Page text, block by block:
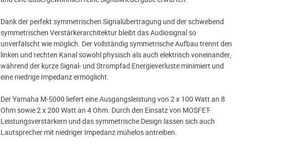
Dank der perfekt symmetrischen Signalübertragung und der schwebend
symmetrischen Verstärkerarchitektur bleibt das Audiosignal so
unverfälscht wie möglich. Der vollständig symmetrische Aufbau trennt den
linken und rechten Kanal sowohl physisch als auch elektrisch voneinander,
während der kurze Signal- und Strompfad Energieverluste minimiert und
eine niedrige Impedanz ermöglicht.
Der Yamaha M-5000 liefert eine Ausgangsleistung von 2 x 100 Watt an 8
Ohm sowie 2 x 200 Watt an 4 Ohm. Durch den Einsatz von MOSFET-
Leistungsverstärkern und das symmetrische Design lassen sich auch
Lautsprecher mit niedriger Impedanz mühelos antreiben.